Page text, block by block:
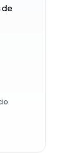
de